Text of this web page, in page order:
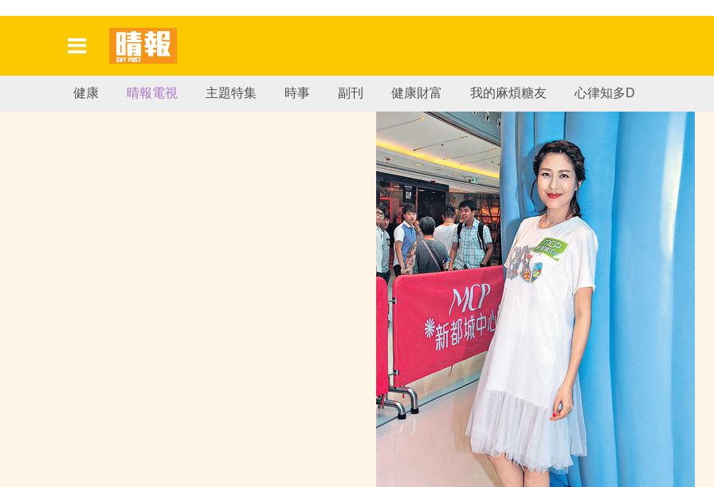
健康 晴報電視 主題特集 時事 副刊 健康財富 我的麻煩糖友 心律知多D